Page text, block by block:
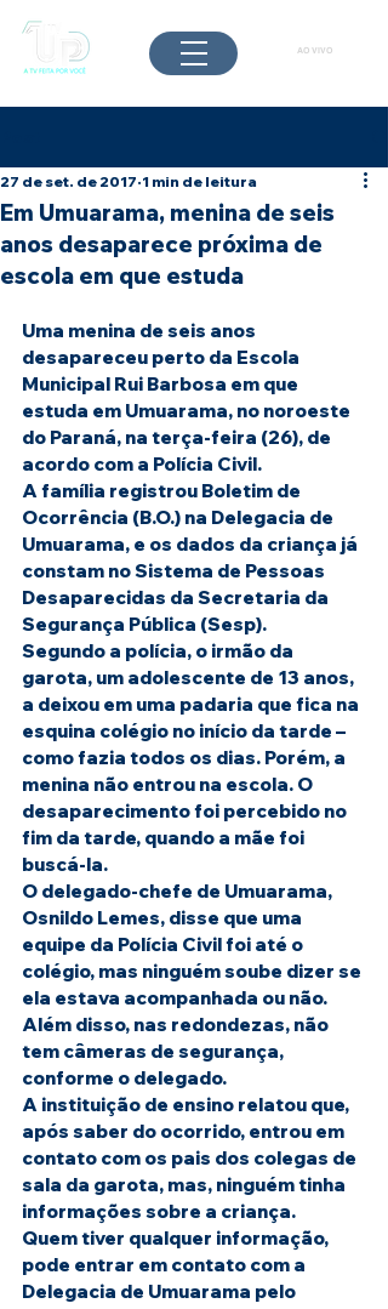
AO VIVO
Em Umuarama, menina de seis
anos desaparece próxima de
escola em que estuda
27 de set. de 2017 1 min de leitura
Uma menina de seis anos
desapareceu perto da Escola
Municipal Rui Barbosa em que
estuda em Umuarama, no noroeste
do Paraná, na terça-feira (26), de
acordo com a Polícia Civil.
A família registrou Boletim de
Ocorrência (B.O.) na Delegacia de
Umuarama, e os dados da criança já
constam no Sistema de Pessoas
Desaparecidas da Secretaria da
Segurança Pública (Sesp).
Segundo a polícia, o irmão da
garota, um adolescente de 13 anos,
a deixou em uma padaria que fica na
esquina colégio no início da tarde –
como fazia todos os dias. Porém, a
menina não entrou na escola. O
desaparecimento foi percebido no
fim da tarde, quando a mãe foi
buscá-la.
O delegado-chefe de Umuarama,
Osnildo Lemes, disse que uma
equipe da Polícia Civil foi até o
colégio, mas ninguém soube dizer se
ela estava acompanhada ou não.
Além disso, nas redondezas, não
tem câmeras de segurança,
conforme o delegado.
A instituição de ensino relatou que,
após saber do ocorrido, entrou em
contato com os pais dos colegas de
sala da garota, mas, ninguém tinha
informações sobre a criança.
Quem tiver qualquer informação,
pode entrar em contato com a
Delegacia de Umuarama pelo